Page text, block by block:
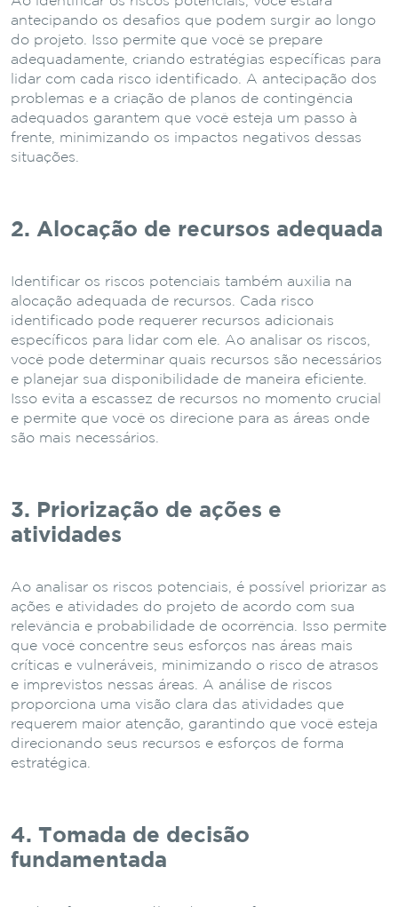
antecipando os desafios que podem surgir ao longo
do projeto. Isso permite que você se prepare
adequadamente, criando estratégias específicas para
lidar com cada risco identificado. A antecipação dos
problemas e a criação de planos de contingência
adequados garantem que você esteja um passo à
frente, minimizando os impactos negativos dessas
situações.
2. Alocação de recursos adequada
Identificar os riscos potenciais também auxilia na
alocação adequada de recursos. Cada risco
identificado pode requerer recursos adicionais
específicos para lidar com ele. Ao analisar os riscos,
você pode determinar quais recursos são necessários
e planejar sua disponibilidade de maneira eficiente.
Isso evita a escassez de recursos no momento crucial
e permite que você os direcione para as áreas onde
são mais necessários.
3. Priorização de ações e
atividades
Ao analisar os riscos potenciais, é possível priorizar as
ações e atividades do projeto de acordo com sua
relevância e probabilidade de ocorrência. Isso permite
que você concentre seus esforços nas áreas mais
críticas e vulneráveis, minimizando o risco de atrasos
e imprevistos nessas áreas. A análise de riscos
proporciona uma visão clara das atividades que
requerem maior atenção, garantindo que você esteja
direcionando seus recursos e esforços de forma
estratégica.
4. Tomada de decisão
fundamentada